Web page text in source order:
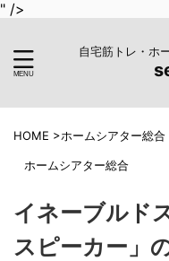
" />
自宅筋トレ・ホ
HOME >ホームシアター総合
ホームシアター総合
イネーブルド
スピーカー」